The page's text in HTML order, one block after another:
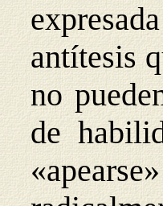
antítesis
no
de